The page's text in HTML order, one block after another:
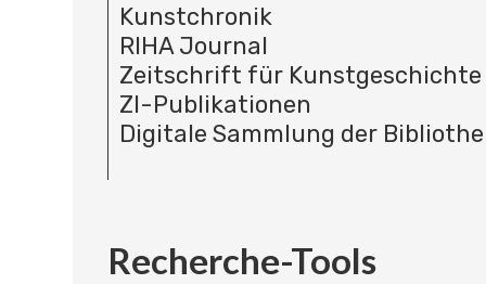
Kunstchronik
RIHA Journal
Zeitschrift für Kunstgeschichte
ZI-Publikationen
Digitale Sammlung der
Recherche-Tools